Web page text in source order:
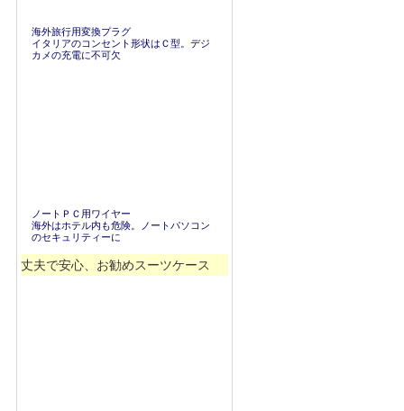
海外旅行用変換プラグ
イタリアのコンセント形状はＣ型。デジ
カメの充電に不可欠
ノートＰＣ用ワイヤー
海外はホテル内も危険。ノートパソコン
のセキュリティーに
丈夫で安心、お勧めスーツケース